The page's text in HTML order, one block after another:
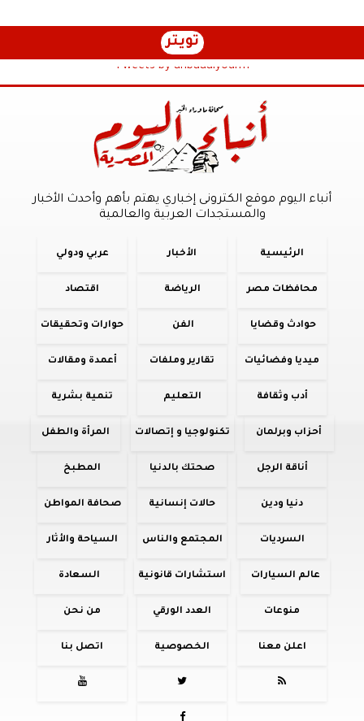
تويتر
Tweets by anbaaalyoum1
أنباء اليوم موقع الكترونى إخباري يهتم بأهم وأحدث الأخبار
والمستجدات العربية والعالمية
الرئيسية الأخبار عربي ودولي
محافظات مصر الرياضة اقتصاد
حوادث وقضايا الفن حوارات وتحقيقات
ميديا وفضائيات تقارير وملفات أعمدة ومقالات
أدب وثقافة التعليم تنمية بشرية
أحزاب وبرلمان تكنولوجيا و إتصالات المرأة والطفل
أناقة الرجل صحتك بالدنيا المطبخ
دنيا ودين حالات إنسانية صحافة المواطن
السرديات المجتمع والناس السياحة والأثار
عالم السيارات استشارات قانونية السعادة
منوعات العدد الورقي من نحن
اعلن معنا الخصوصية اتصل بنا


